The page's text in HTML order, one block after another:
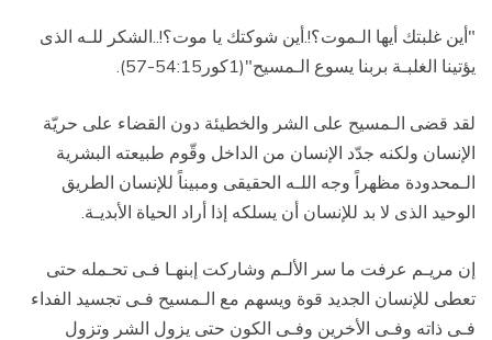
"أين غلبتك أيها الـموت؟!.أين شوكتك يا موت؟!..الشكر للـه الذى
يؤتينا الغلبـة بربنا يسوع الـمسيح"(1كور54:15-57).
لقد قضى الـمسيح على الشر والخطيئة دون القضاء على حريّة
الإنسان ولكنه جدّد الإنسان من الداخل وقّوم طبيعته البشرية
الـمحدودة مظهراً وجه اللـه الحقيقى ومبيناً للإنسان الطريق
الوحيد الذى لا بد للإنسان أن يسلكه إذا أراد الحياة الأبديـة.
إن مريـم عرفت ما سر الألـم وشاركت إبنهـا فـى تحـمله حتى
تعطى للإنسان الجديد قوة ويسهم مع الـمسيح فـى تجسيد الفداء
فـى ذاته وفـى الأخرين وفـى الكون حتى يزول الشر وتزول